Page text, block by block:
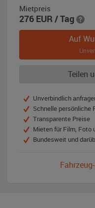
metallic
Mietpreis
276 EUR / Tag
Auf
Teilen
Unverbindlich
Schnelle persönliche
Transparente Preise
Mieten für Film, Foto
Bundesweit und